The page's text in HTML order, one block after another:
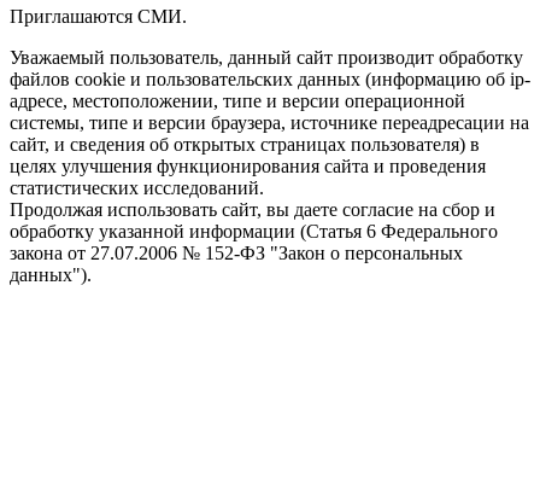
Приглашаются СМИ.
Уважаемый пользователь, данный сайт производит обработку
файлов cookie и пользовательских данных (информацию об ip-
адресе, местоположении, типе и версии операционной
системы, типе и версии браузера, источнике переадресации на
сайт, и сведения об открытых страницах пользователя) в
целях улучшения функционирования сайта и проведения
статистических исследований.
Продолжая использовать сайт, вы даете согласие на сбор и
обработку указанной информации (Статья 6 Федерального
закона от 27.07.2006 № 152-ФЗ "Закон о персональных
данных").